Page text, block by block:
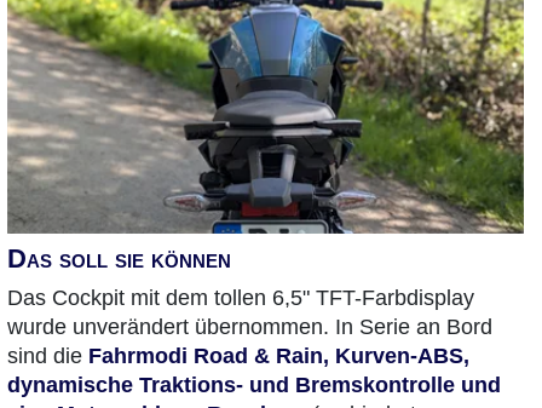
Das soll sie können
Das Cockpit mit dem tollen 6,5" TFT-Farbdisplay
wurde unverändert übernommen. In Serie an Bord
sind die Fahrmodi Road & Rain, Kurven-ABS,
dynamische Traktions- und Bremskontrolle und